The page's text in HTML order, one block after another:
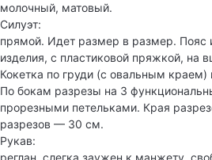
молочный, матовый.
Силуэт:
прямой. Идет размер в размер. Пояс
изделия, с пластиковой пряжкой, на
Кокетка по груди (с овальным краем)
По бокам разрезы на 3
прорезными петельками. Края
разрезов — 30 см.
Рукав: